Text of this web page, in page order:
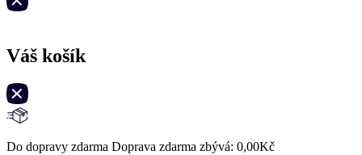
Váš košík
Do dopravy zdarma Doprava zdarma zbývá: 0,00Kč